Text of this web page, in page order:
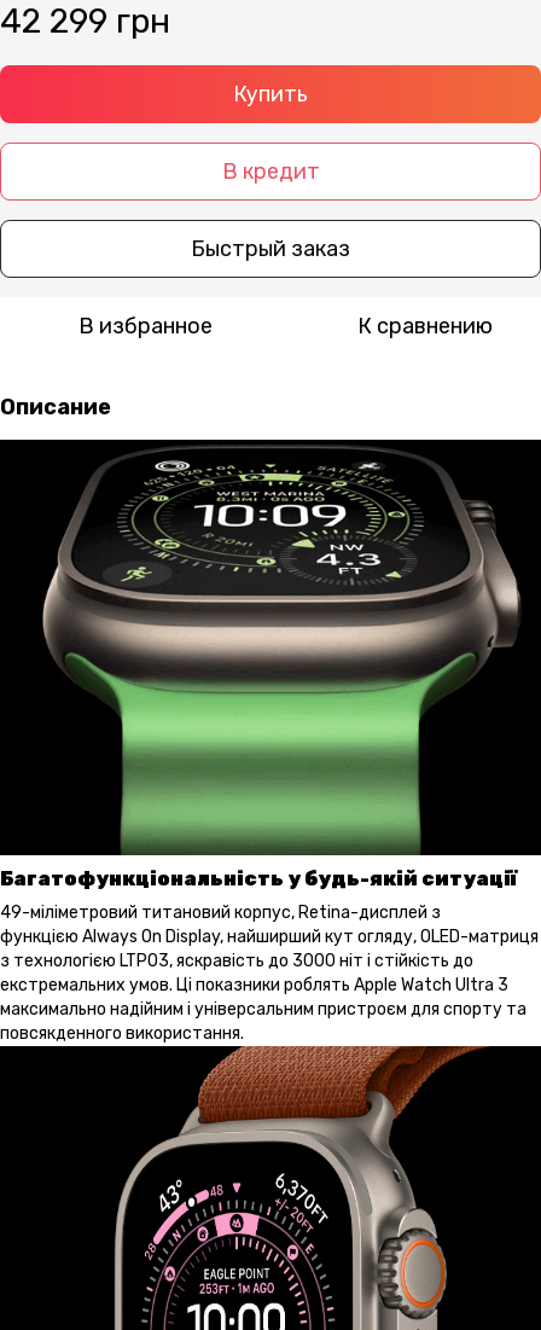
42 299 грн
Купить
В кредит
Быстрый заказ
В избранное К сравнению
Описание
Багатофункціональність у будь-якій ситуації
49-міліметровий титановий корпус, Retina-дисплей з
функцією Always On Display, найширший кут огляду, OLED-матриця
з технологією LTPO3, яскравість до 3000 ніт і стійкість до
екстремальних умов. Ці показники роблять Apple Watch Ultra 3
максимально надійним і універсальним пристроєм для спорту та
повсякденного використання.